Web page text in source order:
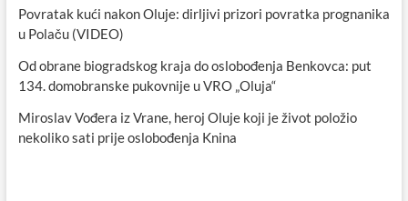
Povratak kući nakon Oluje: dirljivi prizori povratka prognanika
u Polaču (VIDEO)
Od obrane biogradskog kraja do oslobođenja Benkovca: put
134. domobranske pukovnije u VRO „Oluja“
Miroslav Vođera iz Vrane, heroj Oluje koji je život položio
nekoliko sati prije oslobođenja Knina